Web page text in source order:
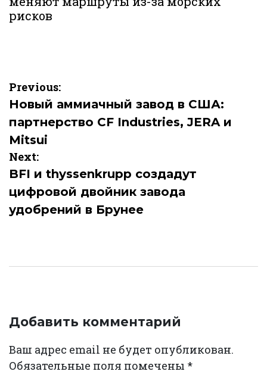
рисков
Навигация
по
записям
Previous:
Новый аммиачный завод в США:
партнерство CF Industries, JERA и
Mitsui
Next:
BFI и thyssenkrupp создадут
цифровой двойник завода
удобрений в Брунее
Добавить комментарий
Ваш адрес email не будет опубликован.
Обязательные поля помечены *